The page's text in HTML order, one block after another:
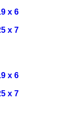
x 6
x 7
x 6
x 7